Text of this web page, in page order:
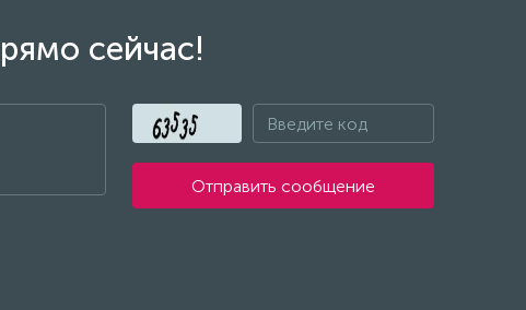
сейчас!
Отправить сообщение